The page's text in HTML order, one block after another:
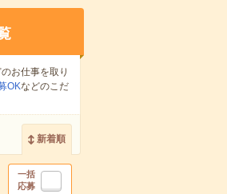
お仕事を取り
OKなどのこだ
新着順
一括
応募